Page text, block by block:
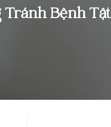
Tránh Bệnh Tật